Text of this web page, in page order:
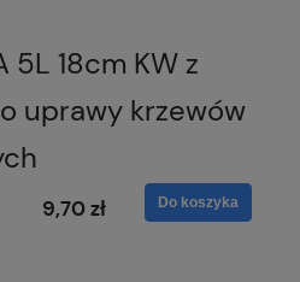
5L 18cm KW z
uprawy krzewów
9,70 zł Do koszyka